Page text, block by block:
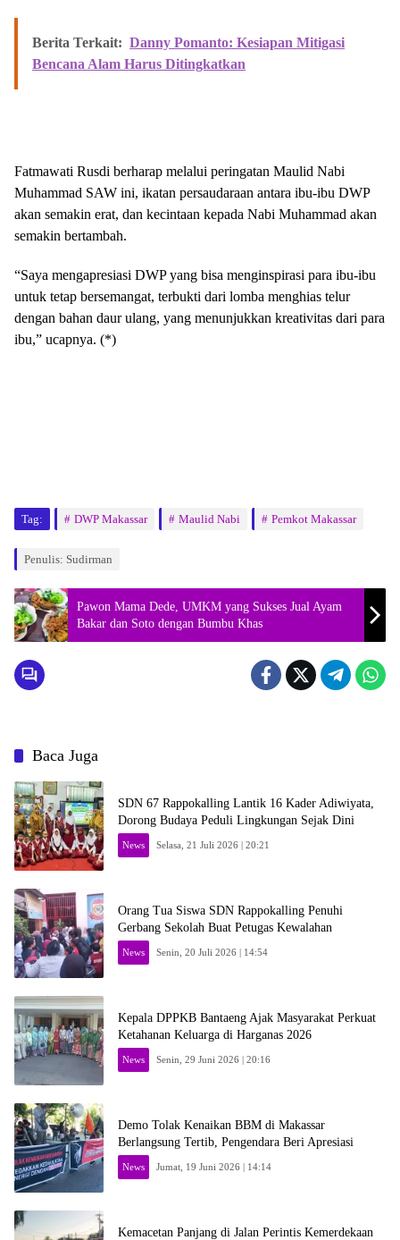
Berita Terkait: Danny Pomanto: Kesiapan Mitigasi
Bencana Alam Harus Ditingkatkan
Fatmawati Rusdi berharap melalui peringatan Maulid Nabi
Muhammad SAW ini, ikatan persaudaraan antara ibu-ibu DWP
akan semakin erat, dan kecintaan kepada Nabi Muhammad akan
semakin bertambah.
“Saya mengapresiasi DWP yang bisa menginspirasi para ibu-ibu
untuk tetap bersemangat, terbukti dari lomba menghias telur
dengan bahan daur ulang, yang menunjukkan kreativitas dari para
ibu,” ucapnya. (*)
Tag: DWP Makassar Maulid Nabi Pemkot Makassar
Penulis: Sudirman
Pawon Mama Dede, UMKM yang Sukses Jual Ayam
Bakar dan Soto dengan Bumbu Khas
Baca Juga
SDN 67 Rappokalling Lantik 16 Kader Adiwiyata,
Dorong Budaya Peduli Lingkungan Sejak Dini
News Selasa, 21 Juli 2026 | 20:21
Orang Tua Siswa SDN Rappokalling Penuhi
Gerbang Sekolah Buat Petugas Kewalahan
News Senin, 20 Juli 2026 | 14:54
Kepala DPPKB Bantaeng Ajak Masyarakat Perkuat
Ketahanan Keluarga di Harganas 2026
News Senin, 29 Juni 2026 | 20:16
Demo Tolak Kenaikan BBM di Makassar
Berlangsung Tertib, Pengendara Beri Apresiasi
News Jumat, 19 Juni 2026 | 14:14
Kemacetan Panjang di Jalan Perintis Kemerdekaan